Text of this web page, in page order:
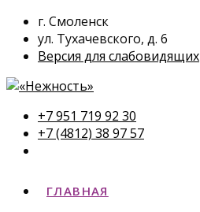
г. Смоленск
ул. Тухачевского, д. 6
Версия для слабовидящих
+7 951 719 92 30
+7 (4812) 38 97 57
ГЛАВНАЯ